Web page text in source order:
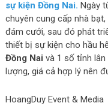
sự kiện Đồng Nai. Ngày
chuyên cung cấp nhà
đám cưới, sau đó phát
thiết bị sự kiện cho hầu
Đồng Nai và 1 số tỉnh
lượng, giá cả hợp lý nên
HoangDuy Event & Media